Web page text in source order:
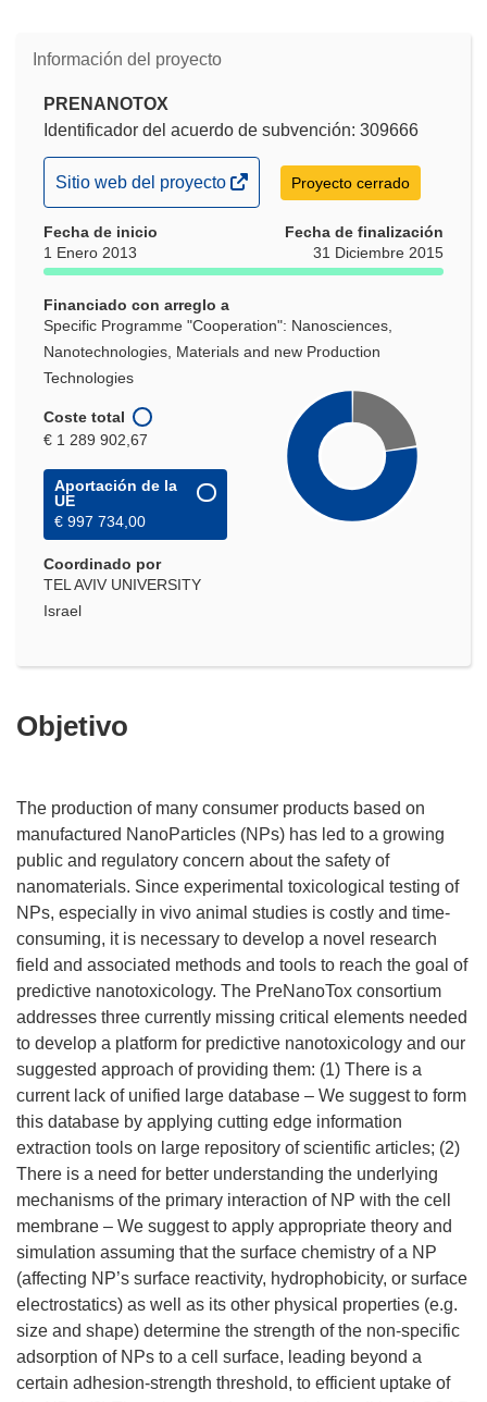
Información del proyecto
PRENANOTOX
Identificador del acuerdo de subvención: 309666
(se
abrirá
en
una
ventana)
Sitio web del proyecto Proyecto cerrado
Fecha de inicio
1 Enero 2013
Fecha de finalización
31 Diciembre 2015
Financiado con arreglo a
Specific Programme "Cooperation": Nanosciences,
Nanotechnologies, Materials and new Production
Technologies
Coste total
€ 1 289 902,67
Aportación de la
UE
€ 997 734,00
Coordinado por
TEL AVIV UNIVERSITY
Israel
Objetivo
The production of many consumer products based on
manufactured NanoParticles (NPs) has led to a growing
public and regulatory concern about the safety of
nanomaterials. Since experimental toxicological testing of
NPs, especially in vivo animal studies is costly and time-
consuming, it is necessary to develop a novel research
field and associated methods and tools to reach the goal of
predictive nanotoxicology. The PreNanoTox consortium
addresses three currently missing critical elements needed
to develop a platform for predictive nanotoxicology and our
suggested approach of providing them: (1) There is a
current lack of unified large database – We suggest to form
this database by applying cutting edge information
extraction tools on large repository of scientific articles; (2)
There is a need for better understanding the underlying
mechanisms of the primary interaction of NP with the cell
membrane – We suggest to apply appropriate theory and
simulation assuming that the surface chemistry of a NP
(affecting NP’s surface reactivity, hydrophobicity, or surface
electrostatics) as well as its other physical properties (e.g.
size and shape) determine the strength of the non-specific
adsorption of NPs to a cell surface, leading beyond a
certain adhesion-strength threshold, to efficient uptake of